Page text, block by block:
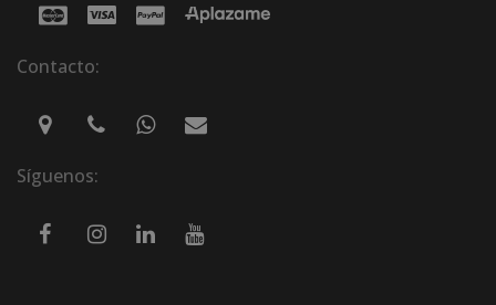
Contacto:
Síguenos: